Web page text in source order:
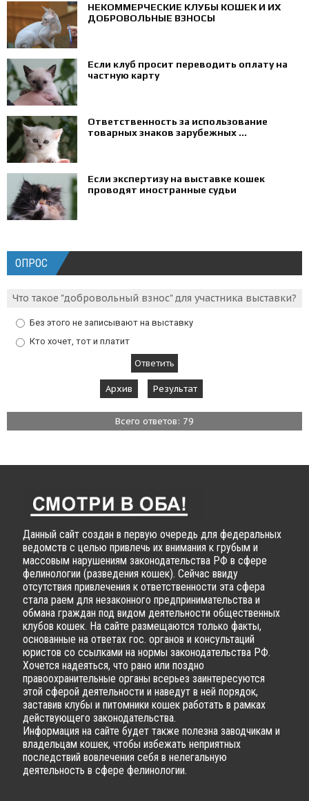
НЕКОММЕРЧЕСКИЕ КЛУБЫ КОШЕК И ИХ
ДОБРОВОЛЬНЫЕ ВЗНОСЫ
Если клуб просит переводить оплату на
частную карту
Ответственность за использование
товарных знаков зарубежных ...
Если экспертизу на выставке кошек
проводят иностранные судьи
ОПРОС
Что такое "добровольный взнос" для участника выставки?
Без этого не записывают на выставку
Кто хочет, тот и платит
Архив Результат
Всего ответов: 79
Данный сайт создан в первую очередь для федеральных
ведомств с целью привлечь их внимания к грубым и
массовым нарушениям законодательства РФ в сфере
фелинологии (разведения кошек). Сейчас ввиду
отсутствия привлечения к ответственности эта сфера
стала раем для незаконного предпринимательства и
обмана граждан под видом деятельности общественных
клубов кошек. На сайте размещаются только факты,
основанные на ответах гос. органов и консультаций
юристов со ссылками на нормы законодательства РФ.
Хочется надеяться, что рано или поздно
правоохранительные органы всерьез заинтересуются
этой сферой деятельности и наведут в ней порядок,
заставив клубы и питомники кошек работать в рамках
действующего законодательства.
Информация на сайте будет также полезна заводчикам и
владельцам кошек, чтобы избежать неприятных
последствий вовлечения себя в нелегальную
деятельность в сфере фелинологии.